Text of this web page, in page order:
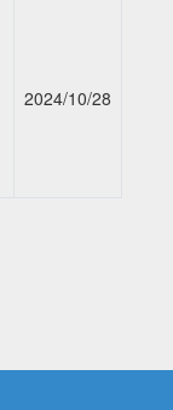
2024/10/28